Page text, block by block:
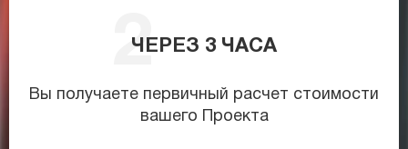
ЧЕРЕЗ 3 ЧАСА
Вы получаете первичный расчет стоимости
вашего Проекта